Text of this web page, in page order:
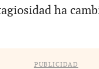
ha
PUBLICIDAD